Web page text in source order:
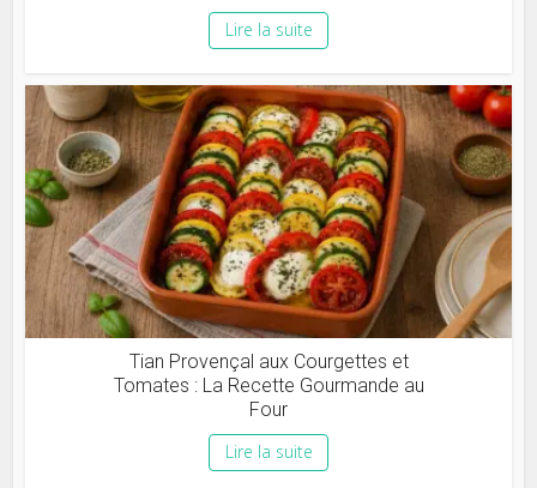
Lire la suite
Tian Provençal aux Courgettes et
Tomates : La Recette Gourmande au
Four
Lire la suite